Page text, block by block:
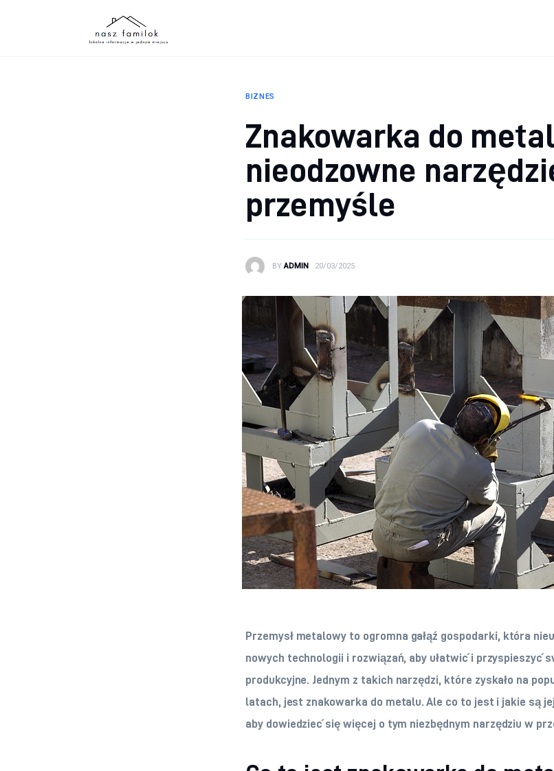
BIZNES
Znakowarka do
nieodzowne
przemyśle
BY ADMIN 20/03/2025
Przemysł metalowy to ogromna gałąź gospodarki, która
nowych technologii i rozwiązań, aby ułatwić i przyspieszyć
produkcyjne. Jednym z takich narzędzi, które zyskało na
latach, jest znakowarka do metalu. Ale co to jest i jakie są
aby dowiedzieć się więcej o tym niezbędnym narzędziu w